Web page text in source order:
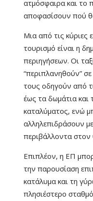
ατμόσφαιρα και το
αποφασίσουν πού
Μια από τις
τουρισμό είναι η
περιηγήσεων. Οι
“περιπλανηθούν”
τους οδηγούν από
έως τα δωμάτια και
καταλύματος, ενώ
αλληλεπιδράσουν
περιβάλλοντα
Επιπλέον, η ΕΠ
την παρουσίαση
κατάλυμα και τη
πλησιέστερο